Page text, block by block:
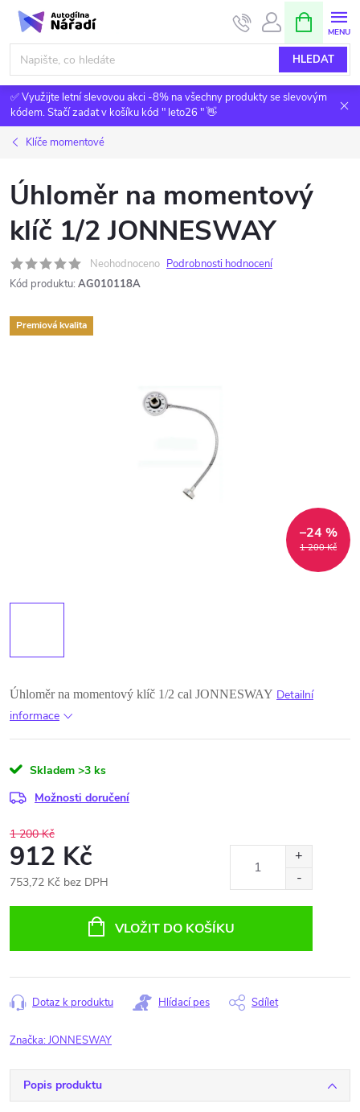
Přejít
obsah
HLEDAT
NÁKUPNÍ
KOŠÍK
✅ Využijte letní slevovou akci -8% na všechny produkty se slevovým
kódem. Stačí zadat v košíku kód " leto26 " 👋
Klíče momentové
Úhloměr na momentový
klíč 1/2 JONNESWAY
Neohodnoceno Podrobnosti hodnocení
Kód produktu: AG010118A
Premiová kvalita
1 200 Kč
–24 %
Úhloměr na momentový klíč 1/2 cal JONNESWAY Detailní
informace
Skladem >3 ks
Možnosti doručení
1 200 Kč
912 Kč
753,72 Kč bez DPH
VLOŽIT DO KOŠÍKU
Dotaz k produktu Hlídací pes Sdílet
Značka:JONNESWAY
Popis produktu